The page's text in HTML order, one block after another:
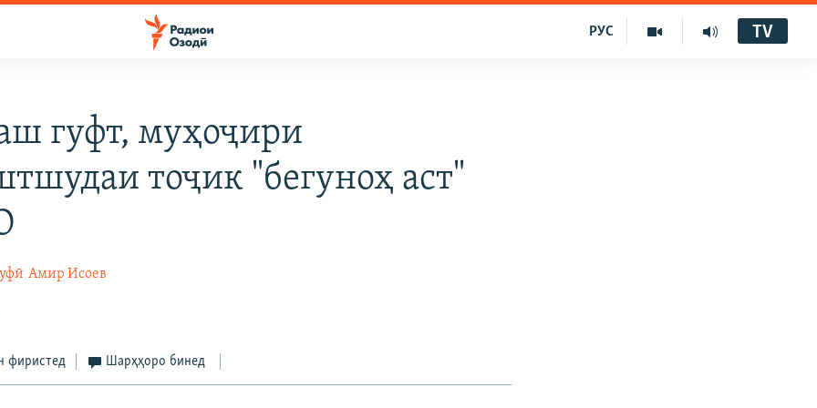
РУС TV
гуфт, муҳоҷири
тоҷик "бегуноҳ аст"
Амир Исоев
фиристед Шарҳҳоро бинед